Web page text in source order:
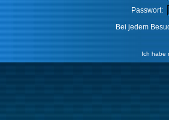
Passwort:
Bei jedem
Ich habe